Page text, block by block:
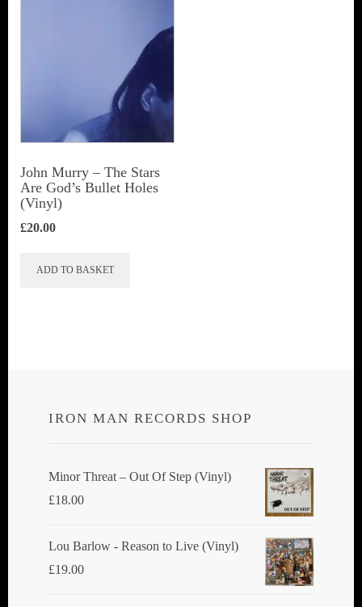
John Murry ‎– The Stars
Are God’s Bullet Holes
(Vinyl)
£20.00
ADD TO BASKET
IRON MAN RECORDS SHOP
Minor Threat ‎– Out Of Step (Vinyl)
£18.00
Lou Barlow - Reason to Live (Vinyl)
£19.00